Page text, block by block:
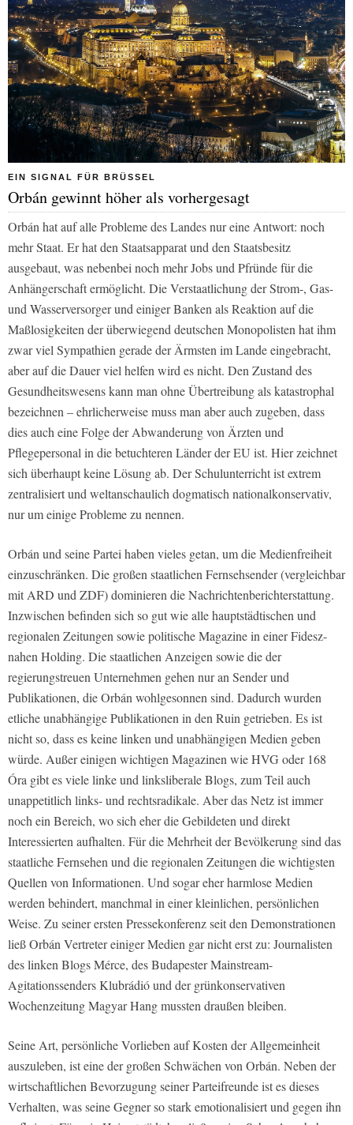
EIN SIGNAL FÜR BRÜSSEL
Orbán gewinnt höher als vorhergesagt
Orbán hat auf alle Probleme des Landes nur eine Antwort: noch
mehr Staat. Er hat den Staatsapparat und den Staatsbesitz
ausgebaut, was nebenbei noch mehr Jobs und Pfründe für die
Anhängerschaft ermöglicht. Die Verstaatlichung der Strom-, Gas-
und Wasserversorger und einiger Banken als Reaktion auf die
Maßlosigkeiten der überwiegend deutschen Monopolisten hat ihm
zwar viel Sympathien gerade der Ärmsten im Lande eingebracht,
aber auf die Dauer viel helfen wird es nicht. Den Zustand des
Gesundheitswesens kann man ohne Übertreibung als katastrophal
bezeichnen – ehrlicherweise muss man aber auch zugeben, dass
dies auch eine Folge der Abwanderung von Ärzten und
Pflegepersonal in die betuchteren Länder der EU ist. Hier zeichnet
sich überhaupt keine Lösung ab. Der Schulunterricht ist extrem
zentralisiert und weltanschaulich dogmatisch nationalkonservativ,
nur um einige Probleme zu nennen.
Orbán und seine Partei haben vieles getan, um die Medienfreiheit
einzuschränken. Die großen staatlichen Fernsehsender (vergleichbar
mit ARD und ZDF) dominieren die Nachrichtenberichterstattung.
Inzwischen befinden sich so gut wie alle hauptstädtischen und
regionalen Zeitungen sowie politische Magazine in einer Fidesz-
nahen Holding. Die staatlichen Anzeigen sowie die der
regierungstreuen Unternehmen gehen nur an Sender und
Publikationen, die Orbán wohlgesonnen sind. Dadurch wurden
etliche unabhängige Publikationen in den Ruin getrieben. Es ist
nicht so, dass es keine linken und unabhängigen Medien geben
würde. Außer einigen wichtigen Magazinen wie HVG oder 168
Óra gibt es viele linke und linksliberale Blogs, zum Teil auch
unappetitlich links- und rechtsradikale. Aber das Netz ist immer
noch ein Bereich, wo sich eher die Gebildeten und direkt
Interessierten aufhalten. Für die Mehrheit der Bevölkerung sind das
staatliche Fernsehen und die regionalen Zeitungen die wichtigsten
Quellen von Informationen. Und sogar eher harmlose Medien
werden behindert, manchmal in einer kleinlichen, persönlichen
Weise. Zu seiner ersten Pressekonferenz seit den Demonstrationen
ließ Orbán Vertreter einiger Medien gar nicht erst zu: Journalisten
des linken Blogs Mérce, des Budapester Mainstream-
Agitationssenders Klubrádió und der grünkonservativen
Wochenzeitung Magyar Hang mussten draußen bleiben.
Seine Art, persönliche Vorlieben auf Kosten der Allgemeinheit
auszuleben, ist eine der großen Schwächen von Orbán. Neben der
wirtschaftlichen Bevorzugung seiner Parteifreunde ist es dieses
Verhalten, was seine Gegner so stark emotionalisiert und gegen ihn